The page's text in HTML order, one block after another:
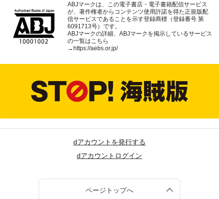
ABJマークは、この電子書店・電子書籍配信サービス
が、著作権者からコンテンツ使用許諾を得た正規版配
信サービスであることを示す登録商標（登録番号 第
6091713号）です。
ABJマークの詳細、ABJマークを掲示しているサービス
の一覧はこちら
→ https://aebs.or.jp/
dアカウントを発行する
dアカウントログイン
ページトップへ